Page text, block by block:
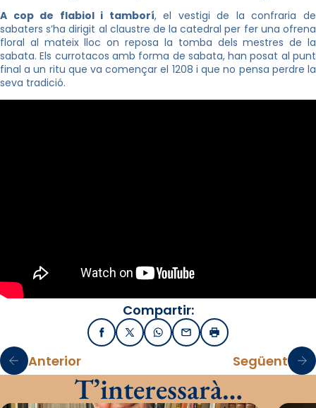
A cop de flabiol i tamborí, el vestigi de la confraria de
sabaters s’ha dirigit al claustre de la catedral per fer una ofrena
floral al mateix lloc on reposa la tomba dels mestres de la
sabata. Els currotacos amb forma de sabata, han posat al punt
final a un ritu que va començar el 1208 i que no pensa perdre la
seva tradició.
Compartir:
FacebookX / TwitterWhatsApp
EmailImprimir
Anterior Següent
T’interessarà…